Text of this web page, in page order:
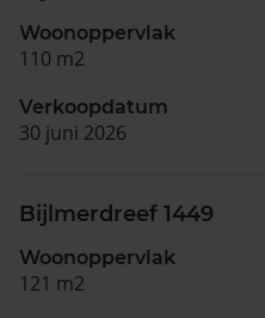
Woonoppervlak
110 m2
Verkoopdatum
30 juni 2026
Bijlmerdreef 1449
Woonoppervlak
121 m2